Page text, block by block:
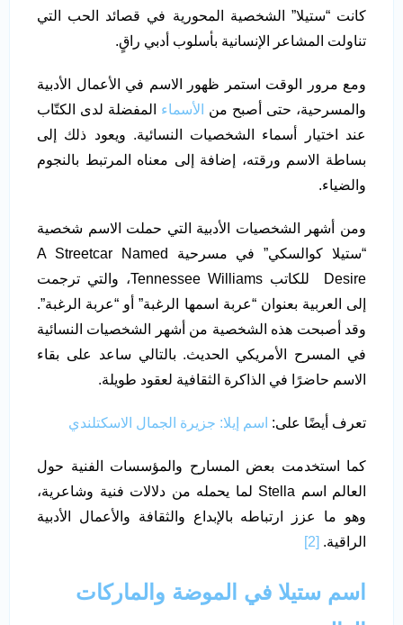
كانت “ستيلا” الشخصية المحورية في قصائد الحب التي
تناولت المشاعر الإنسانية بأسلوب أدبي راقٍ.
ومع مرور الوقت استمر ظهور الاسم في الأعمال الأدبية
والمسرحية، حتى أصبح من
الأسماء المفضلة لدى الكتّاب
عند اختيار أسماء الشخصيات النسائية. ويعود ذلك إلى
بساطة الاسم ورقته، إضافة إلى معناه المرتبط بالنجوم
والضياء.
ومن أشهر الشخصيات الأدبية التي حملت الاسم شخصية
“ستيلا كوالسكي” في مسرحية A Streetcar Named
Desire للكاتب Tennessee Williams، والتي ترجمت
إلى العربية بعنوان “عربة اسمها الرغبة” أو “عربة الرغبة”.
وقد أصبحت هذه الشخصية من أشهر الشخصيات النسائية
في المسرح الأمريكي الحديث. بالتالي ساعد على بقاء
الاسم حاضرًا في الذاكرة الثقافية لعقود طويلة.
تعرف أيضًا على: اسم إيلا: جزيرة الجمال الاسكتلندي
كما استخدمت بعض المسارح والمؤسسات الفنية حول
العالم اسم Stella لما يحمله من دلالات فنية وشاعرية،
وهو ما عزز ارتباطه بالإبداع والثقافة والأعمال الأدبية
الراقية. [2]
اسم ستيلا في الموضة والماركات